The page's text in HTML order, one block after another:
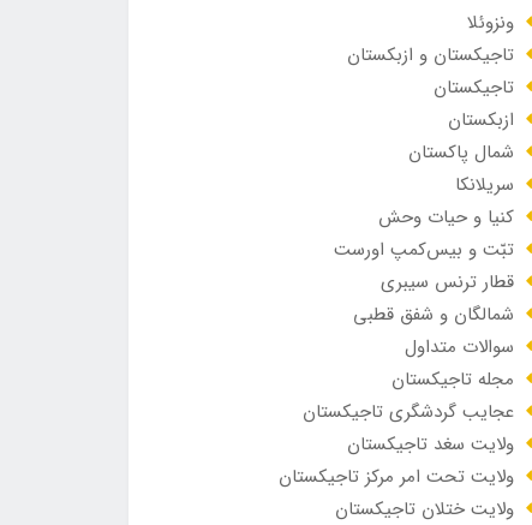
ونزوئلا
تاجیکستان و ازبکستان
تاجیکستان
ازبکستان
شمال پاکستان
سریلانکا
کنیا و حیات وحش
تبّت و بیس‌کمپ اورست
قطار ترنس سیبری
شمالگان و شفق قطبی
سوالات متداول
مجله تاجیکستان
عجایب گردشگری تاجیکستان
ولایت سغد تاجیکستان
ولایت تحت امر مرکز تاجیکستان
ولایت ختلان تاجیکستان